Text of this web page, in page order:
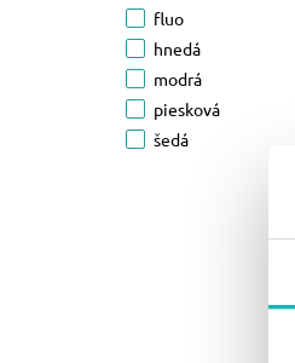
58
60
62
64
C-2XL
fluo
hnedá
modrá
piesková
šedá